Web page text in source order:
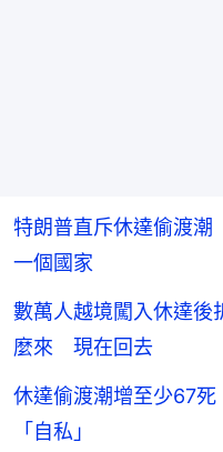
特朗普直斥休達偷渡潮
一個國家
數萬人越境闖入休達
麼來 現在回去
休達偷渡潮增至少67
「自私」